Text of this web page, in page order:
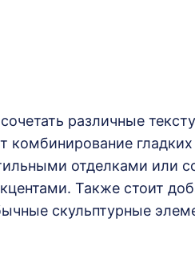
различные
комбинирование
отделками или
Также стоит
скульптурные